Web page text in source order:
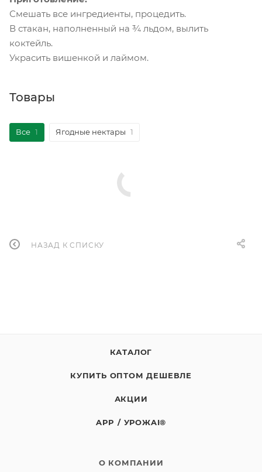
Смешать все ингредиенты, процедить.
В стакан, наполненный на ¾ льдом, вылить
коктейль.
Украсить вишенкой и лаймом.
Товары
Все 1 Ягодные нектары 1
НАЗАД К СПИСКУ
КАТАЛОГ
КУПИТЬ ОПТОМ ДЕШЕВЛЕ
АКЦИИ
APP / УРОЖAI®
О КОМПАНИИ